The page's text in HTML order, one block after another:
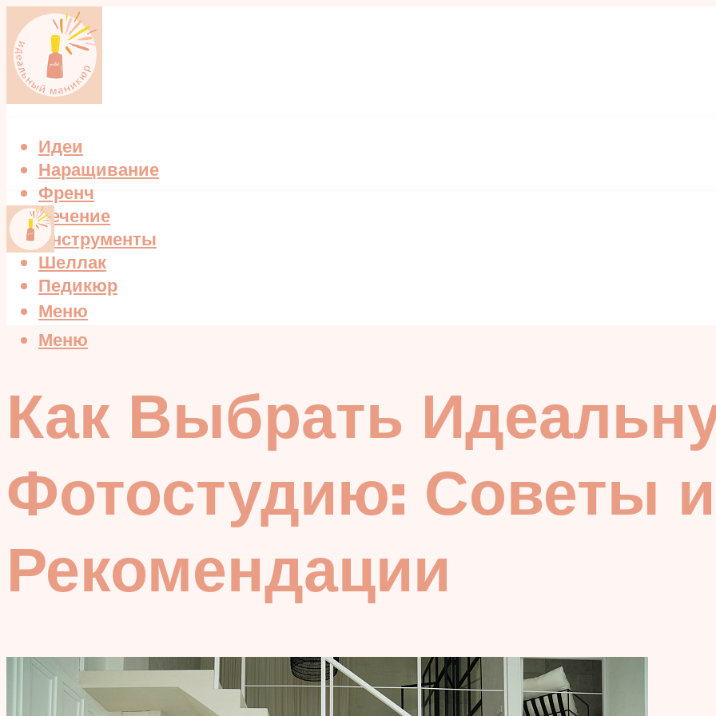
Идеи
Наращивание
Френч
Лечение
Инструменты
Шеллак
Педикюр
Меню
Меню
Как Выбрать
Фотостудию: Советы и
Рекомендации